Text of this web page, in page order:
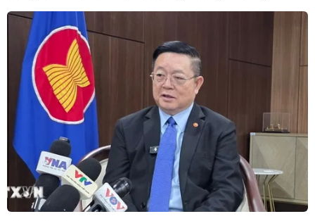
TIN CÙNG CHUYÊN MỤC
Canada áp dụng biện pháp tự vệ tạm
thời với tủ gỗ và tủ lavabo nhập khẩu
07/08/2026 14:52